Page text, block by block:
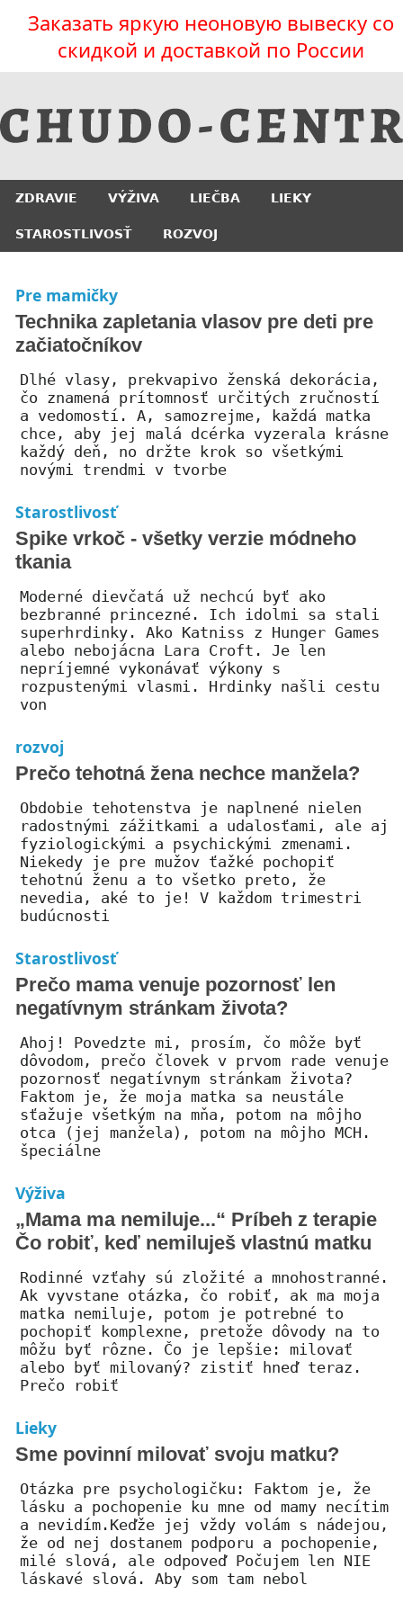
Заказать яркую неоновую вывеску со
скидкой и доставкой по России
ZDRAVIE VÝŽIVA LIEČBA LIEKY
STAROSTLIVOSŤ ROZVOJ
Pre mamičky
Technika zapletania vlasov pre deti pre
začiatočníkov
Dlhé vlasy, prekvapivo ženská dekorácia,
čo znamená prítomnosť určitých zručností
a vedomostí. A, samozrejme, každá matka
chce, aby jej malá dcérka vyzerala krásne
každý deň, no držte krok so všetkými
novými trendmi v tvorbe
Starostlivosť
Spike vrkoč - všetky verzie módneho
tkania
Moderné dievčatá už nechcú byť ako
bezbranné princezné. Ich idolmi sa stali
superhrdinky. Ako Katniss z Hunger Games
alebo nebojácna Lara Croft. Je len
nepríjemné vykonávať výkony s
rozpustenými vlasmi. Hrdinky našli cestu
von
rozvoj
Prečo tehotná žena nechce manžela?
Obdobie tehotenstva je naplnené nielen
radostnými zážitkami a udalosťami, ale aj
fyziologickými a psychickými zmenami.
Niekedy je pre mužov ťažké pochopiť
tehotnú ženu a to všetko preto, že
nevedia, aké to je! V každom trimestri
budúcnosti
Starostlivosť
Prečo mama venuje pozornosť len
negatívnym stránkam života?
Ahoj! Povedzte mi, prosím, čo môže byť
dôvodom, prečo človek v prvom rade venuje
pozornosť negatívnym stránkam života?
Faktom je, že moja matka sa neustále
sťažuje všetkým na mňa, potom na môjho
otca (jej manžela), potom na môjho MCH.
špeciálne
Výživa
„Mama ma nemiluje...“ Príbeh z terapie
Čo robiť, keď nemiluješ vlastnú matku
Rodinné vzťahy sú zložité a mnohostranné.
Ak vyvstane otázka, čo robiť, ak ma moja
matka nemiluje, potom je potrebné to
pochopiť komplexne, pretože dôvody na to
môžu byť rôzne. Čo je lepšie: milovať
alebo byť milovaný? zistiť hneď teraz.
Prečo robiť
Lieky
Sme povinní milovať svoju matku?
Otázka pre psychologičku: Faktom je, že
lásku a pochopenie ku mne od mamy necítim
a nevidím.Keďže jej vždy volám s nádejou,
že od nej dostanem podporu a pochopenie,
milé slová, ale odpoveď Počujem len NIE
láskavé slová. Aby som tam nebol